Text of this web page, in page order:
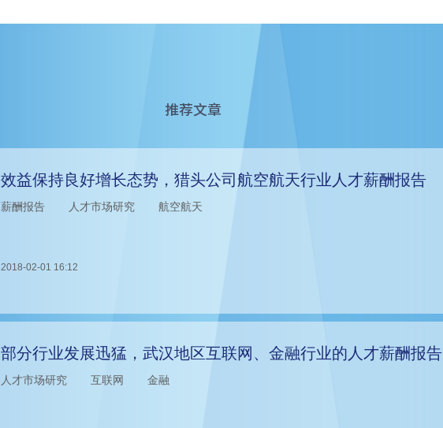
推荐文章
效益保持良好增长态势，猎头公司航空航天行业人才薪酬报告
薪酬报告 人才市场研究 航空航天
2018-02-01 16:12
部分行业发展迅猛，武汉地区互联网、金融行业的人才薪酬报告
人才市场研究 互联网 金融